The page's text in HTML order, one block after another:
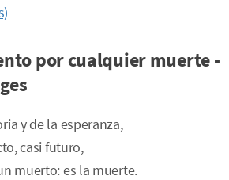
por cualquier muerte -
y de la esperanza,
casi futuro,
muerto: es la muerte.